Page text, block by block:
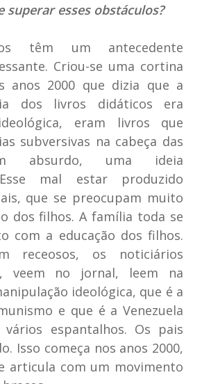
superar esses obstáculos?
têm um antecedente
Criou-se uma cortina
anos 2000 que dizia que a
dos livros didáticos era
eram livros que
subversivas na cabeça das
absurdo, uma ideia
mal estar produzido
que se preocupam muito
dos filhos. A família toda se
com a educação dos filhos.
receosos, os noticiários
veem no jornal, leem na
ideológica, que é a
e que é a Venezuela
vários espantalhos. Os pais
Isso começa nos anos 2000,
articula com um movimento